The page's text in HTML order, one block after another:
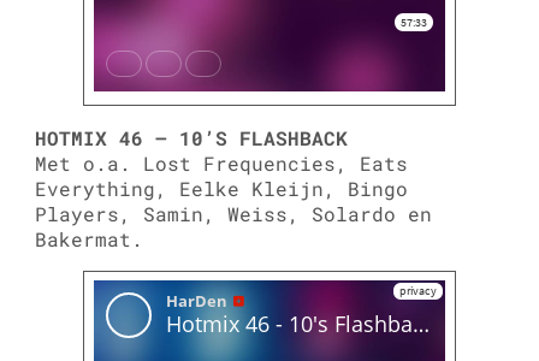
HOTMIX 46 – 10’S FLASHBACK
Met o.a. Lost Frequencies, Eats
Everything, Eelke Kleijn, Bingo
Players, Samin, Weiss, Solardo en
Bakermat.